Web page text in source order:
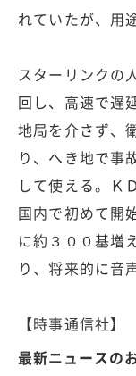
れていたが、用
スターリンクの
回し、高速で遅
地局を介さず、
り、へき地で事
して使える。Ｋ
国内で初めて開
に約３００基増
り、将来的に音
【時事通信社】
最新ニュースの